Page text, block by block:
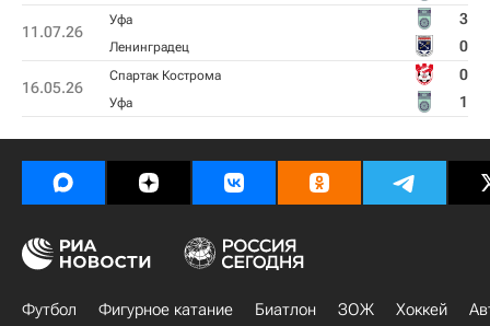
11.07.26
Уфа 3
Ленинградец 0
16.05.26
Спартак Кострома 0
Уфа 1
Футбол Фигурное катание Биатлон ЗОЖ Хоккей